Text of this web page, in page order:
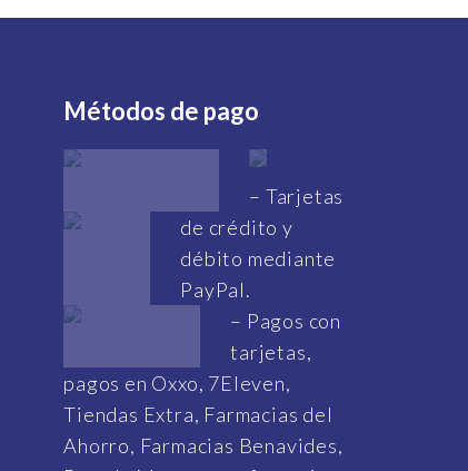
Métodos de pago
– Tarjetas
de crédito y
débito mediante
PayPal.
– Pagos con
tarjetas,
pagos en Oxxo, 7Eleven,
Tiendas Extra, Farmacias del
Ahorro, Farmacias Benavides,